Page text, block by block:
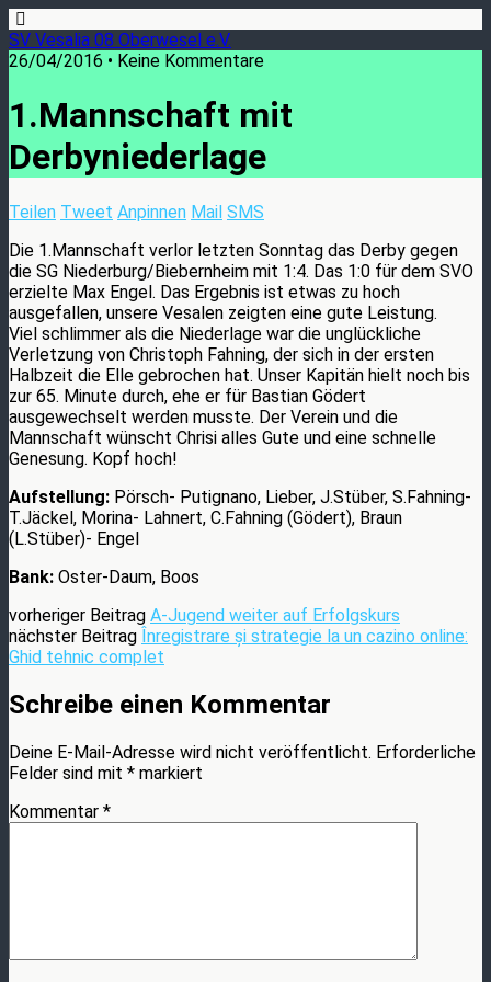
SV Vesalia 08 Oberwesel e.V.
26/04/2016 • Keine Kommentare
1.Mannschaft mit
Derbyniederlage
Teilen Tweet Anpinnen Mail SMS
Die 1.Mannschaft verlor letzten Sonntag das Derby gegen
die SG Niederburg/Biebernheim mit 1:4. Das 1:0 für dem SVO
erzielte Max Engel. Das Ergebnis ist etwas zu hoch
ausgefallen, unsere Vesalen zeigten eine gute Leistung.
Viel schlimmer als die Niederlage war die unglückliche
Verletzung von Christoph Fahning, der sich in der ersten
Halbzeit die Elle gebrochen hat. Unser Kapitän hielt noch bis
zur 65. Minute durch, ehe er für Bastian Gödert
ausgewechselt werden musste. Der Verein und die
Mannschaft wünscht Chrisi alles Gute und eine schnelle
Genesung. Kopf hoch!
Aufstellung: Pörsch- Putignano, Lieber, J.Stüber, S.Fahning-
T.Jäckel, Morina- Lahnert, C.Fahning (Gödert), Braun
(L.Stüber)- Engel
Bank: Oster-Daum, Boos
vorheriger Beitrag A-Jugend weiter auf Erfolgskurs
nächster Beitrag Înregistrare și strategie la un cazino online:
Ghid tehnic complet
Schreibe einen Kommentar
Deine E-Mail-Adresse wird nicht veröffentlicht. Erforderliche
Felder sind mit * markiert
Kommentar *